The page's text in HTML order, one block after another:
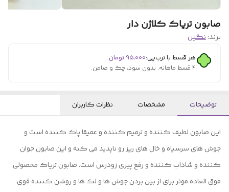
صابون تریاک کلاژن دار
برند:نگین
هر قسط با ترب‌پی:۹۵٬۰۰۰ تومان
۴ قسط ماهانه. بدون سود، چک و ضامن.
توضیحات مشخصات نظرات کاربران
این صابون لطیف کننده و ترمیم کننده و عمیقا پاک کننده است و
جوش های سرسیاه و خال های ریز رو ناپدید می کنه و این صابون جوان
کننده و شاداب کننده و رفع پیری زودرس است. صابون تریاک محصولی
فوق العاده موثر برای از بین بردن جوش ها و لک ها و روشن کننده قوی